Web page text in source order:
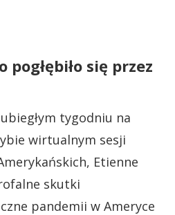
się przez
tygodniu na
wirtualnym sesji
Etienne
skutki
pandemii w Ameryce